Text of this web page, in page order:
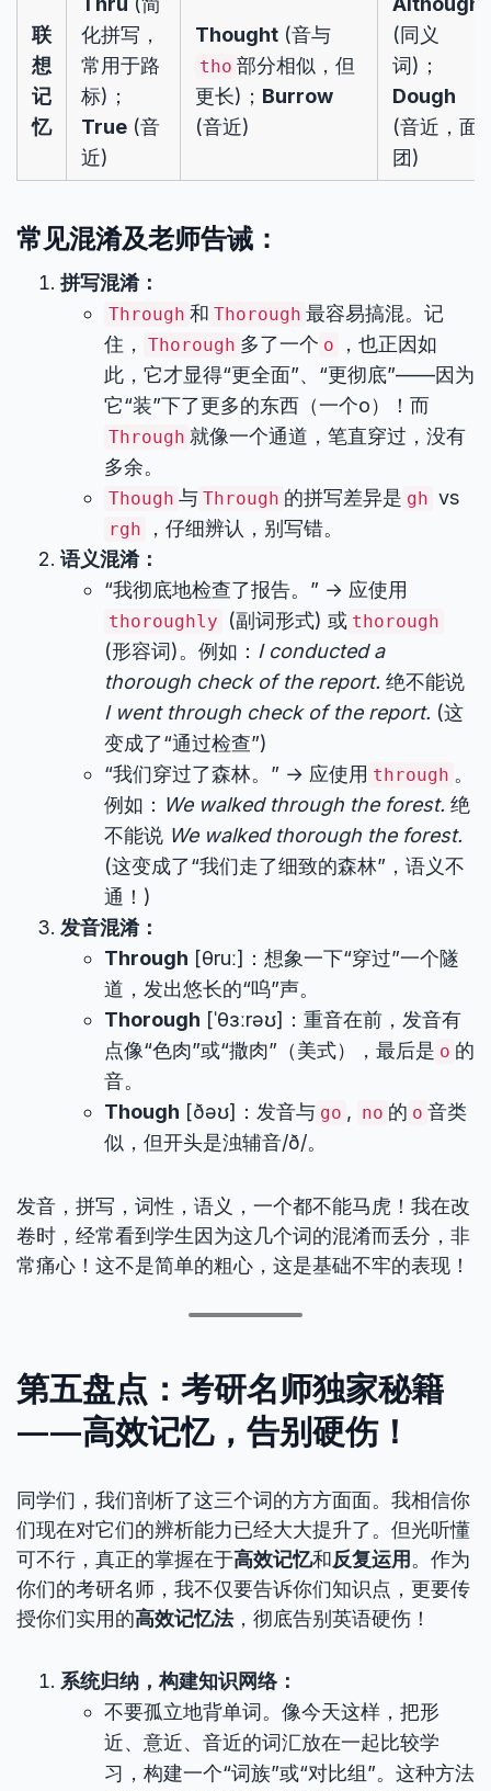
联
想
记
忆
化拼写，
常用于路
标)；
True (音
近)
Thought (音与
tho 部分相似，但
更长)； Burrow
(音近)
(同义
词)；
Dough
(音近，面
团)
常见混淆及老师告诫：
拼写混淆：
Through 和 Thorough 最容易搞混。记
住， Thorough 多了一个 o
，也正因如
此，它才显得“更全面”、“更彻底”——因为
它“装”下了更多的东西（一个o）！而
Through 就像一个通道，笔直穿过，没有
多余。
Though 与 Through 的拼写差异是 gh vs
rgh
，仔细辨认，别写错。
语义混淆：
“我彻底地检查了报告。” → 应使用
thoroughly (副词形式) 或 thorough
(形容词)。例如： I conducted a
thorough check of the report. 绝不能说
I went through check of the report. (这
变成了“通过检查”)
“我们穿过了森林。” → 应使用 through 。
例如： We walked through the forest. 绝
不能说 We walked thorough the forest.
(这变成了“我们走了细致的森林”，语义不
通！)
发音混淆：
Through [θruː]：想象一下“穿过”一个隧
道，发出悠长的“呜”声。
Thorough [ˈθɜːrəʊ]：重音在前，发音有
点像“色肉”或“撒肉”（美式），最后是 o 的
音。
Though [ðəʊ]：发音与 go , no 的 o 音类
似，但开头是浊辅音/ð/。
发音，拼写，词性，语义，一个都不能马虎！我在改
卷时，经常看到学生因为这几个词的混淆而丢分，非
常痛心！这不是简单的粗心，这是基础不牢的表现！
第五盘点：考研名师独家秘籍
——高效记忆，告别硬伤！
同学们，我们剖析了这三个词的方方面面。我相信你
们现在对它们的辨析能力已经大大提升了。但光听懂
可不行，真正的掌握在于高效记忆和反复运用 。作为
你们的考研名师，我不仅要告诉你们知识点，更要传
授你们实用的高效记忆法，彻底告别英语硬伤！
系统归纳，构建知识网络：
不要孤立地背单词。像今天这样，把形
近、意近、音近的词汇放在一起比较学
习，构建一个“词族”或“对比组”。这种方法